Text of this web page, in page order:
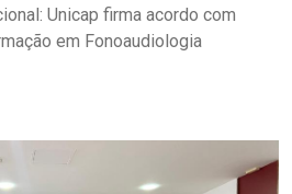
Unicap firma acordo com
em Fonoaudiologia